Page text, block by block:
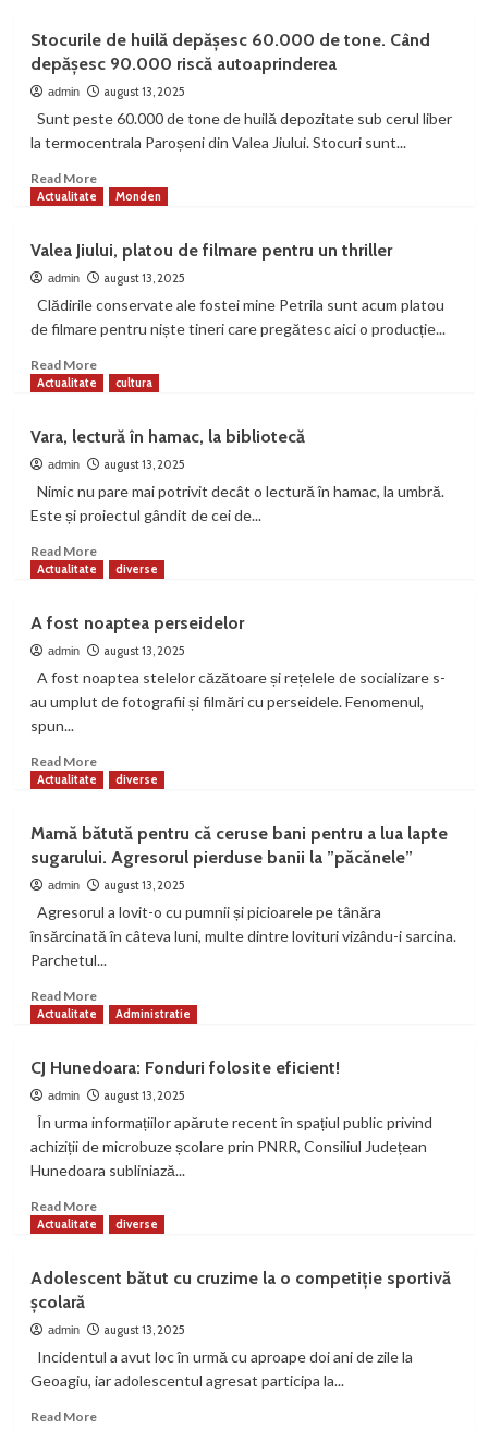
pas
spre
un
internet
incluziv:
pentru
urilor
și
Stocurile de huilă depășesc 60.000 de tone. Când
depășesc 90.000 riscă autoaprinderea
admin august 13, 2025
Sunt peste 60.000 de tone de huilă depozitate sub cerul liber
la termocentrala Paroșeni din Valea Jiului. Stocuri sunt...
Read MoreRead
more
de
huilă
depășesc
de
tone.
Când
riscă
autoaprinderea
Actualitate Monden
Valea Jiului, platou de filmare pentru un thriller
admin august 13, 2025
Clădirile conservate ale fostei mine Petrila sunt acum platou
de filmare pentru niște tineri care pregătesc aici o producție...
Read MoreRead
more
Jiului,
platou
de
filmare
un
thriller
Actualitate cultura
Vara, lectură în hamac, la bibliotecă
admin august 13, 2025
Nimic nu pare mai potrivit decât o lectură în hamac, la umbră.
Este și proiectul gândit de cei de...
Read MoreRead
more
lectură
în
hamac,
bibliotecă
Actualitate diverse
A fost noaptea perseidelor
admin august 13, 2025
A fost noaptea stelelor căzătoare și rețelele de socializare s-
au umplut de fotografii și filmări cu perseidele. Fenomenul,
spun...
Read MoreRead
more
fost
noaptea
perseidelor
Actualitate diverse
Mamă bătută pentru că ceruse bani pentru a lua lapte
sugarului. Agresorul pierduse banii la ”păcănele”
admin august 13, 2025
Agresorul a lovit-o cu pumnii și picioarele pe tânăra
însărcinată în câteva luni, multe dintre lovituri vizându-i sarcina.
Parchetul...
Read MoreRead
more
bătută
pentru
că
ceruse
pentru
lua
Agresorul
banii
”păcănele”
Actualitate Administratie
CJ Hunedoara: Fonduri folosite eficient!
admin august 13, 2025
În urma informațiilor apărute recent în spațiul public privind
achiziții de microbuze școlare prin PNRR, Consiliul Județean
Hunedoara subliniază...
Read MoreRead
more
Hunedoara:
folosite
eficient!
Actualitate diverse
Adolescent bătut cu cruzime la o competiție sportivă
școlară
admin august 13, 2025
Incidentul a avut loc în urmă cu aproape doi ani de zile la
Geoagiu, iar adolescentul agresat participa la...
Read MoreRead